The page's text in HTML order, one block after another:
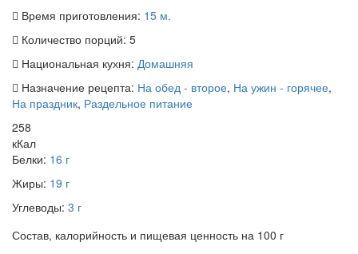
Время приготовления: 15 м.
Количество порций: 5
Национальная кухня: Домашняя
Назначение рецепта: На обед - второе, На ужин - горячее,
На праздник, Раздельное питание
258
кКал
Белки: 16 г
Жиры: 19 г
Углеводы: 3 г
Состав, калорийность и пищевая ценность на 100 г